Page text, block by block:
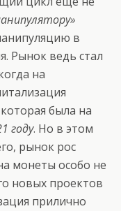
в
Рынок ведь стал
на
была на
году. Но в этом
рынок рос
монеты особо не
новых проектов
прилично